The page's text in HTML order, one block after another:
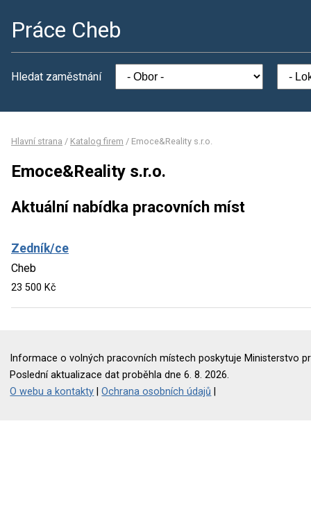
Práce Cheb
Hledat zaměstnání
Hlavní strana / Katalog firem / Emoce&Reality s.r.o.
Emoce&Reality s.r.o.
Aktuální nabídka pracovních míst
Zedník/ce
Cheb
23 500 Kč
Informace o volných pracovních místech poskytuje Ministerstvo
Poslední aktualizace dat proběhla dne 6. 8. 2026.
O webu a kontakty |Ochrana osobních údajů